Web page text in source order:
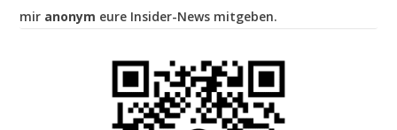
mir anonym eure Insider-News mitgeben.